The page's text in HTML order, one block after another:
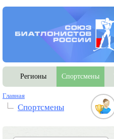
Регионы Спортсмены
Главная
Спортсмены